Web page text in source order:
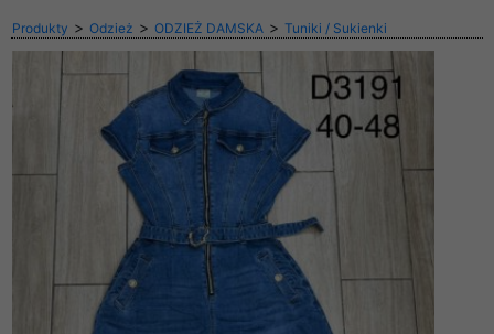
Produkty > Odzież > ODZIEŻ DAMSKA > Tuniki / Sukienki